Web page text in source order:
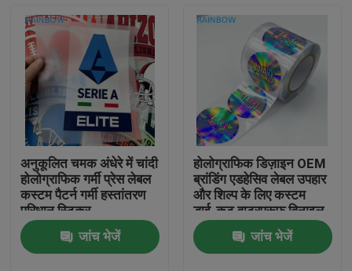
अनुकूलित चमक अंधेरे में चांदी
होलोग्राफिक गर्मी प्रेस लेबल
कस्टम पैटर्न गर्मी हस्तांतरण
परिधान स्टिकर
जांच भेजें
होलोग्राफिक डिज़ाइन OEM
ब्रांडिंग एडहेसिव लेबल उपहार
और शिल्प के लिए कस्टम
डाई-कट वाटरप्रूफ विनाइल
स्टिकर
जांच भेजें